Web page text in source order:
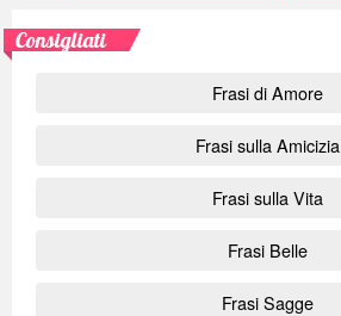
Consigliati
Frasi di Amore
Frasi sulla Amicizia
Frasi sulla Vita
Frasi Belle
Frasi Sagge